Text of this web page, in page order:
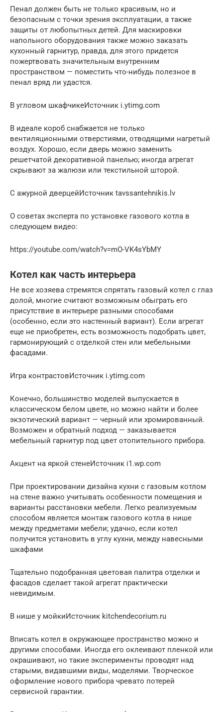
Пенал должен быть не только красивым, но и
безопасным с точки зрения эксплуатации, а также
защиты от любопытных детей. Для маскировки
напольного оборудования также можно заказать
кухонный гарнитур, правда, для этого придется
пожертвовать значительным внутренним
пространством — поместить что-нибудь полезное в
пенал вряд ли удастся.
В угловом шкафчикеИсточник i.ytimg.com
В идеале короб снабжается не только
вентиляционными отверстиями, отводящими нагретый
воздух. Хорошо, если дверь можно заменить
решетчатой декоративной панелью; иногда агрегат
скрывают за жалюзи или текстильной шторой.
С ажурной дверцейИсточник tavssantehnikis.lv
О советах эксперта по установке газового котла в
следующем видео:
https://youtube.com/watch?v=mO-VK4sYbMY
Котел как часть интерьера
Не все хозяева стремятся спрятать газовый котел с глаз
долой, многие считают возможным обыграть его
присутствие в интерьере разными способами
(особенно, если это настенный вариант). Если агрегат
еще не приобретен, есть возможность подобрать цвет,
гармонирующий с отделкой стен или мебельными
фасадами.
Игра контрастовИсточник i.ytimg.com
Конечно, большинство моделей выпускается в
классическом белом цвете, но можно найти и более
экзотический вариант — черный или хромированный.
Возможен и обратный подход — заказывается
мебельный гарнитур под цвет отопительного прибора.
Акцент на яркой стенеИсточник i1.wp.com
При проектировании дизайна кухни с газовым котлом
на стене важно учитывать особенности помещения и
варианты расстановки мебели. Легко реализуемым
способом является монтаж газового котла в нише
между предметами мебели; удачно, если котел
получится установить в углу кухни, между навесными
шкафами
Тщательно подобранная цветовая палитра отделки и
фасадов сделает такой агрегат практически
невидимым.
В нише у мойкиИсточник kitchendecorium.ru
Вписать котел в окружающее пространство можно и
другими способами. Иногда его оклеивают пленкой или
окрашивают, но такие эксперименты проводят над
старыми, видавшими виды, моделями. Творческое
оформление нового прибора чревато потерей
сервисной гарантии.